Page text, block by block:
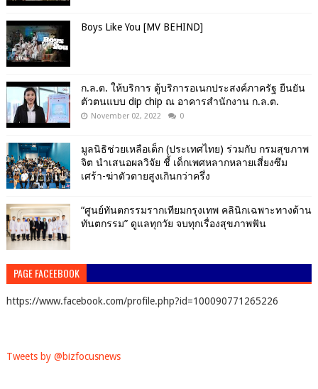
Boys Like You [MV BEHIND]
ก.ล.ต. ให้บริการ ตู้บริการอเนกประสงค์ภาครัฐ ยืนยัน
ตัวตนแบบ dip chip ณ อาคารสำนักงาน ก.ล.ต.
November 02, 2022 0
มูลนิธิช่วยเหลือเด็ก (ประเทศไทย) ร่วมกับ กรมสุขภาพ
จิต นำเสนอผลวิจัย ชี้ เด็กเพศหลากหลายเสี่ยงซึม
เศร้า-ฆ่าตัวตายสูงเกินกว่าครึ่ง
“ศูนย์ทันตกรรมรากเทียมกรุงเทพ คลินิกเฉพาะทางด้าน
ทันตกรรม” ดูแลทุกวัย จบทุกเรื่องสุขภาพฟัน
PAGE FACEEBOOK
https://www.facebook.com/profile.php?id=100090771265226
Tweets by @bizfocusnews